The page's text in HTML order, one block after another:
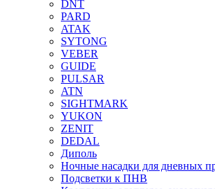
DNT
PARD
ATAK
SYTONG
VEBER
GUIDE
PULSAR
ATN
SIGHTMARK
YUKON
ZENIT
DEDAL
Диполь
Ночные насадки для дневных
Подсветки к ПНВ